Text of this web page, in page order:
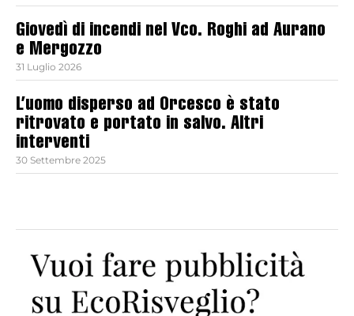
Giovedì di incendi nel Vco. Roghi ad Aurano
e Mergozzo
31 Luglio 2026
L’uomo disperso ad Orcesco è stato
ritrovato e portato in salvo. Altri
interventi
30 Settembre 2025